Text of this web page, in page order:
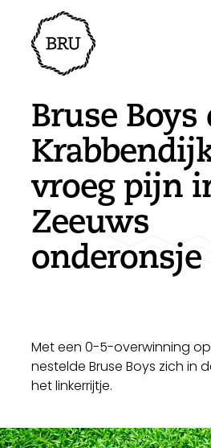
Agenda
Evenement aanmelden
Overnachting
Winkels
Natuur en water
Sport
Bezienswaardigheden
Historie
Bereikbaarheid
Parkeren
Leefomgeving
Vacatures
Vacature plaatsen
Bedrijven
Biz Bruinisse
Nieuwsoverzicht
Stuur een nieuwsbericht
Bruse Boys
vroeg pijn
Zeeuws
onderonsje
Met een 0-5-overwinning
nestelde Bruse Boys zich in
het linkerrijtje.